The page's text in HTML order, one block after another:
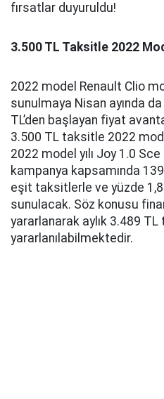
fırsatlar duyuruldu!
3.500 TL Taksitle 2022
2022 model Renault Clio
sunulmaya Nisan ayında
TL’den başlayan fiyat
3.500 TL taksitle 2022
2022 model yılı Joy 1.0
kampanya kapsamında
eşit taksitlerle ve yüzde
sunulacak. Söz konusu
yararlanarak aylık 3.489 TL
yararlanılabilmektedir.